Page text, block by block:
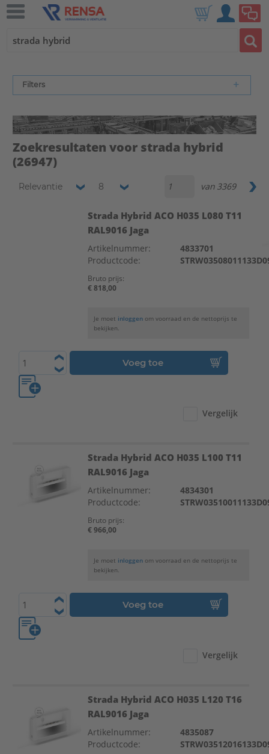
Filters
Zoekresultaten voor strada hybrid
(26947)
Relevantie 8 van 3369
Strada Hybrid ACO H035 L080 T11
RAL9016 Jaga
Artikelnummer:
4833701
Productcode:
Bruto prijs:
€ 818,00
Je moet inloggen om voorraad en de nettoprijs te
bekijken.
Voeg toe
Vergelijk
Strada Hybrid ACO H035 L100 T11
RAL9016 Jaga
Artikelnummer:
4834301
Productcode:
Bruto prijs:
€ 966,00
Je moet inloggen om voorraad en de nettoprijs te
bekijken.
Voeg toe
Vergelijk
Strada Hybrid ACO H035 L120 T16
RAL9016 Jaga
Artikelnummer:
4835087
Productcode: